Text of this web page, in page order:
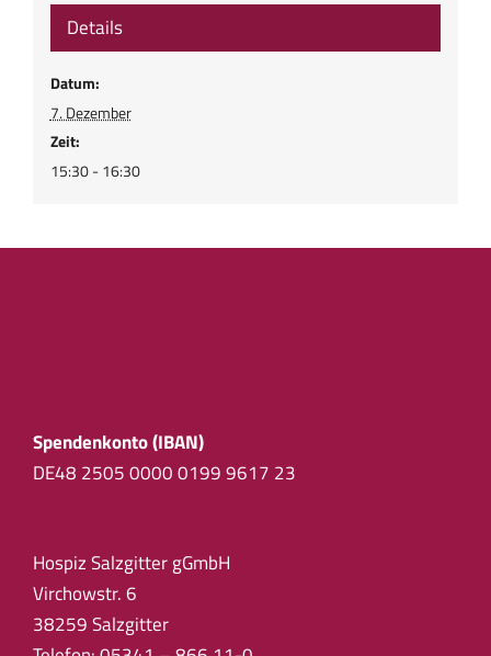
Details
Datum:
7. Dezember
Zeit:
15:30 - 16:30
Spendenkonto (IBAN)
DE48 2505 0000 0199 9617 23
Hospiz Salzgitter gGmbH
Virchowstr. 6
38259 Salzgitter